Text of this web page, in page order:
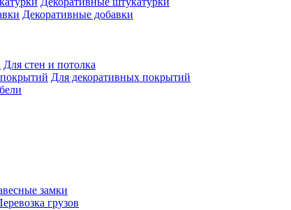
Декоративные добавки
Для стен и потолка
Для декоративных покрытий
замки
грузов